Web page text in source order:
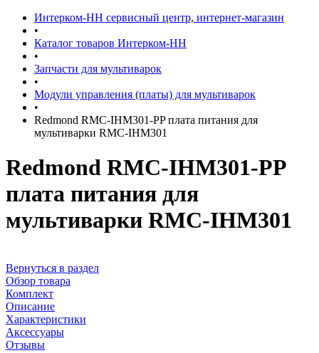
Интерком-НН сервисный центр, интернет-магазин
•
Каталог товаров Интерком-НН
•
Запчасти для мультиварок
•
Модули управления (платы) для мультиварок
•
Redmond RMC-IHM301-PP плата питания для
мультиварки RMC-IHМ301
Redmond RMC-IHM301-PP
плата питания для
мультиварки RMC-IHМ301
Вернуться в раздел
Обзор товара
Комплект
Описание
Характеристики
Аксессуары
Отзывы